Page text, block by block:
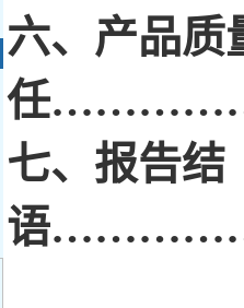
六、产品质
任
七、报告结
语